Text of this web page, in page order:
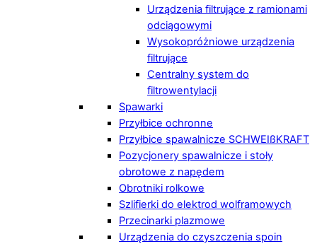
Urządzenia filtrujące z ramionami
odciągowymi
Wysokopróżniowe urządzenia
filtrujące
Centralny system do
filtrowentylacji
Spawarki
Przyłbice ochronne
Przyłbice spawalnicze SCHWEIßKRAFT
Pozycjonery spawalnicze i stoły
obrotowe z napędem
Obrotniki rolkowe
Szlifierki do elektrod wolframowych
Przecinarki plazmowe
Urządzenia do czyszczenia spoin